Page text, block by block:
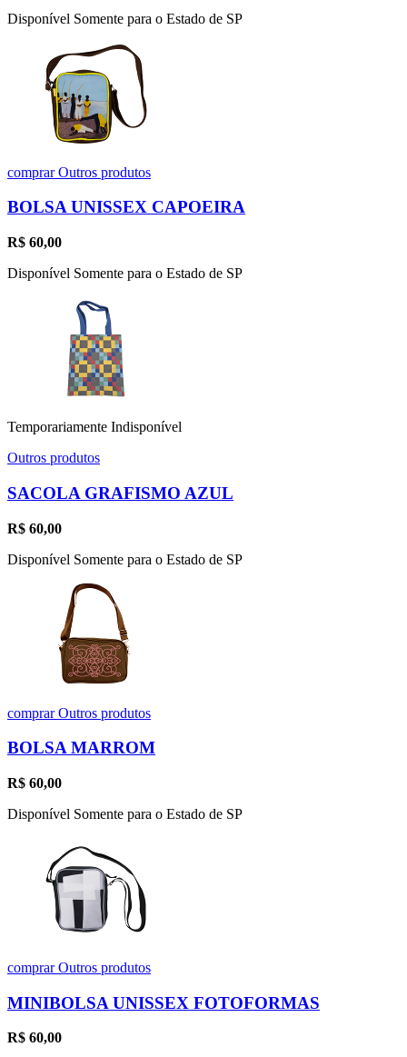
Disponível Somente para o Estado de SP
comprarOutros produtos
BOLSA UNISSEX CAPOEIRA
R$ 60,00
Disponível Somente para o Estado de SP
Temporariamente Indisponível
Outros produtos
SACOLA GRAFISMO AZUL
R$ 60,00
Disponível Somente para o Estado de SP
comprarOutros produtos
BOLSA MARROM
R$ 60,00
Disponível Somente para o Estado de SP
comprarOutros produtos
MINIBOLSA UNISSEX FOTOFORMAS
R$ 60,00